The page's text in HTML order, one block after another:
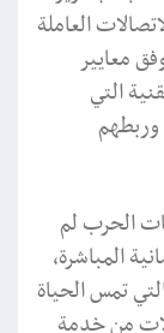
العاملة
معايير
التي
الحرب لم
المباشرة،
تمس الحياة
من خدمة